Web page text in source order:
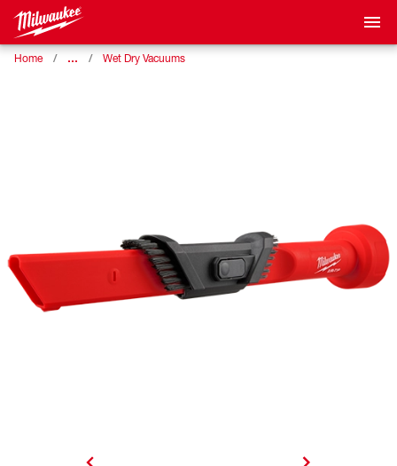
Home … Wet Dry Vacuums